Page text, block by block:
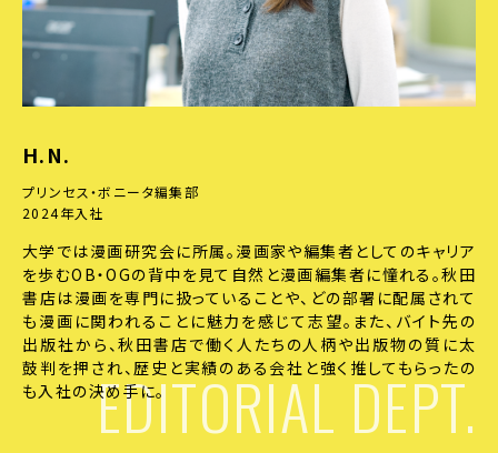
H.N.
プリンセス・ボニータ編集部
2024年入社
大学では漫画研究会に所属。漫画家や編集者としてのキャリア
を歩むOB・OGの背中を見て自然と漫画編集者に憧れる。秋田
書店は漫画を専門に扱っていることや、どの部署に配属されて
も漫画に関われることに魅力を感じて志望。また、バイト先の
出版社から、秋田書店で働く人たちの人柄や出版物の質に太
鼓判を押され、歴史と実績のある会社と強く推してもらったの
も入社の決め手に。EDITORIAL DEPT.